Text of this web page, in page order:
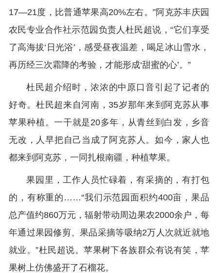
17—21度，比普通苹果高20%左右。”阿克苏丰庆园
农民专业合作社示范园负责人杜民超说，“它们享受
了高海拔‘日光浴’，感受昼夜温差，喝足冰山雪水，
再历经三次霜降的考验，才能形成‘甜蜜的心’。”
杜民超介绍时，浓浓的中原口音引起了记者的
好奇。杜民超来自河南，35岁那年来到阿克苏从事
苹果种植。一干就是20多年，从青丝到白发，乡音
无改，人早把自己当成了阿克苏人。如今，家人也
都来到阿克苏，一同扎根南疆，种植苹果。
果园里，工作人员忙碌着，有采摘的，有打包
的，有称重的……“我们示范园面积约400亩，果品
总产值约860万元，辐射带动周边果农2000余户，每
年通过果园修剪、果品采摘等吸纳2万人次就近就地
就业。”杜民超说。苹果树下各族群众有说有笑，苹
果树上仿佛盛开了石榴花。